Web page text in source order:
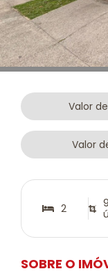
Valor
Valor
2
SOBRE O